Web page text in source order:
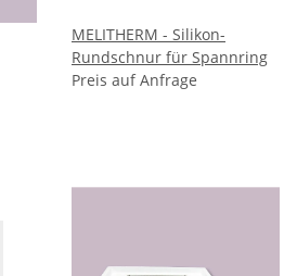
MELITHERM - Silikon-
Rundschnur für Spannring
Preis auf Anfrage